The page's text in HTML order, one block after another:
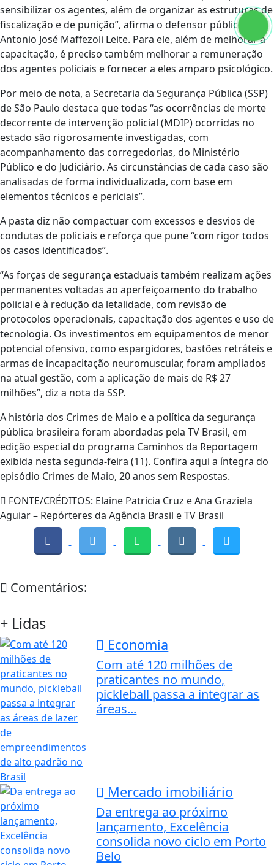
sensibilizar os agentes, além de organizar as estruturas de
fiscalização e de punição”, afirma o defensor público
Antonio José Maffezoli Leite. Para ele, além de melhorar a
capacitação, é preciso também melhorar a remuneração
dos agentes policiais e fornecer a eles amparo psicológico.
Por meio de nota, a Secretaria da Segurança Pública (SSP)
de São Paulo destaca que todas “as ocorrências de morte
decorrente de intervenção policial (MDIP) ocorridas no
estado são rigorosamente investigadas, com
acompanhamento das corregedorias, do Ministério
Público e do Judiciário. As circunstâncias de cada caso são
analisadas de forma individualizada, com base em
elementos técnicos e periciais”.
A pasta diz não compactuar com excessos e desvios de
condutas de policiais e reforça que pune “com rigor todos
os casos identificados”.
“As forças de segurança estaduais também realizam ações
permanentes voltadas ao aperfeiçoamento do trabalho
policial e à redução da letalidade, com revisão de
protocolos operacionais, capacitação dos agentes e uso de
tecnologia. Os investimentos em equipamentos de menor
potencial ofensivo, como espargidores, bastões retráteis e
armas de incapacitação neuromuscular, foram ampliados
na atual gestão, com a aplicação de mais de R$ 27
milhões”, diz a nota da SSP.
A história dos Crimes de Maio e a política da segurança
pública brasileira foram abordadas pela TV Brasil, em
edição especial do programa Caminhos da Reportagem
exibida nesta segunda-feira (11). Confira aqui a íntegra do
episódio Crimes de Maio, 20 anos sem Respostas.
FONTE/CRÉDITOS: Elaine Patricia Cruz e Ana Graziela
Aguiar – Repórteres da Agência Brasil e TV Brasil
Comentários:
+ Lidas
Economia
Com até 120 milhões de
praticantes no mundo,
pickleball passa a integrar as
áreas...
Mercado imobiliário
Da entrega ao próximo
lançamento, Excelência
consolida novo ciclo em Porto
Belo